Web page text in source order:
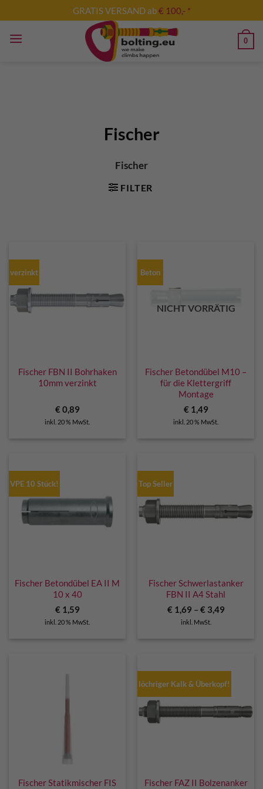
Inhalt
springen
GRATIS VERSAND ab€ 100,- *
0
Fischer
Fischer
FILTER
verzinkt
Fischer FBN II Bohrhaken
10mm verzinkt
€0,89
inkl. 20 % MwSt.
Beton
NICHT VORRÄTIG
Fischer Betondübel M10 –
für die Klettergriff
Montage
€1,49
inkl. 20 % MwSt.
VPE 10 Stück!
Fischer Betondübel EA II M
10 x 40
€1,59
inkl. 20 % MwSt.
Top Seller
Fischer Schwerlastanker
FBN II A4 Stahl
€1,69 – €3,49
inkl. MwSt.
Fischer Statikmischer FIS
löchriger Kalk & Überkopf!
Fischer FAZ II Bolzenanker